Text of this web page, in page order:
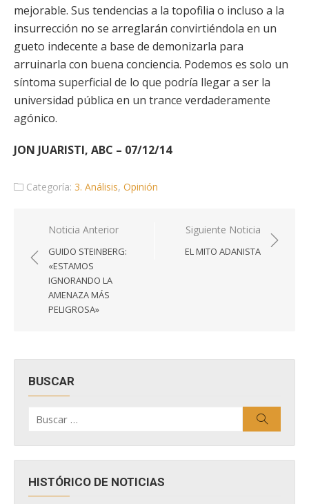
mejorable. Sus tendencias a la topofilia o incluso a la
insurrección no se arreglarán convirtiéndola en un
gueto indecente a base de demonizarla para
arruinarla con buena conciencia. Podemos es solo un
síntoma superficial de lo que podría llegar a ser la
universidad pública en un trance verdaderamente
agónico.
JON JUARISTI, ABC – 07/12/14
Categoría: 3. Análisis, Opinión
Navegación
de
entradas
Noticia Anterior
GUIDO STEINBERG:
«ESTAMOS
IGNORANDO LA
AMENAZA MÁS
PELIGROSA»
Siguiente Noticia
EL MITO ADANISTA
BUSCAR
por:
HISTÓRICO DE NOTICIAS